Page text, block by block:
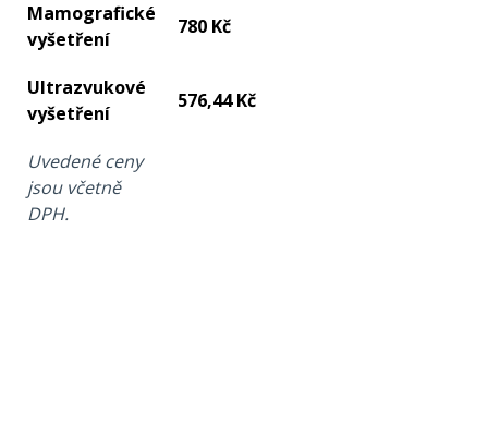
Mamografické
vyšetření
780 Kč
Ultrazvukové
vyšetření
576,44 Kč
Uvedené ceny
jsou včetně
DPH.